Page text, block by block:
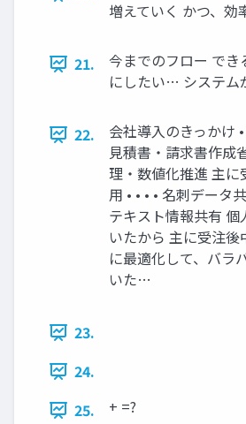
増えていく かつ、効
21.
今までのフロー でき
にしたい… システム
22.
会社導入のきっかけ
見積書・請求書作成
理・数値化推進 主に
用 • • • • 名刺データ
テキスト情報共有 個
いたから 主に受注後
に最適化して、バラ
いた…
23.
24.
25.
+ =?